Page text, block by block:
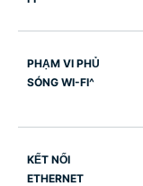
PHẠM VI PHỦ
SÓNG WI-FI^
KẾT NỐI
ETHERNET